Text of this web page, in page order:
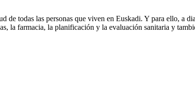
de todas las personas que viven en Euskadi. Y para ello, a
la farmacia, la planificación y la evaluación sanitaria y